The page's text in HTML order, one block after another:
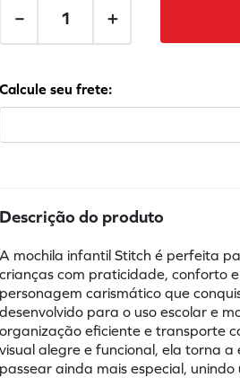
＋
－
Descrição do produto
A mochila infantil Stitch é perfeita
crianças com praticidade, conforto
personagem carismático que
desenvolvido para o uso escolar e
organização eficiente e transporte
visual alegre e funcional, ela torna a
passear ainda mais especial,